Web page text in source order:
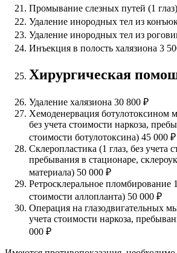
Промывание слезных путей (1 глаз)
Удаление инородных тел из
Удаление инородных тел из
Инъекция в полость халязиона 3
Хирургическая
Удаление халязиона 30 800 ₽
Хемоденервация ботулотоксином
без учета стоимости наркоза,
стоимости ботулотоксина) 45 000 ₽
Склеропластика (1 глаз, без учета
пребывания в стационаре,
материала) 50 000 ₽
Ретросклеральное пломбирование 1
стоимости аллопланта) 50 000 ₽
Операция на глазодвигательных
учета стоимости наркоза,
000 ₽